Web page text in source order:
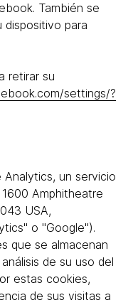
También se
dispositivo para
retirar su
settings/?
un servicio
Amphitheatre
USA,
o "Google").
que se almacenan
de su uso del
estas cookies,
de sus visitas a